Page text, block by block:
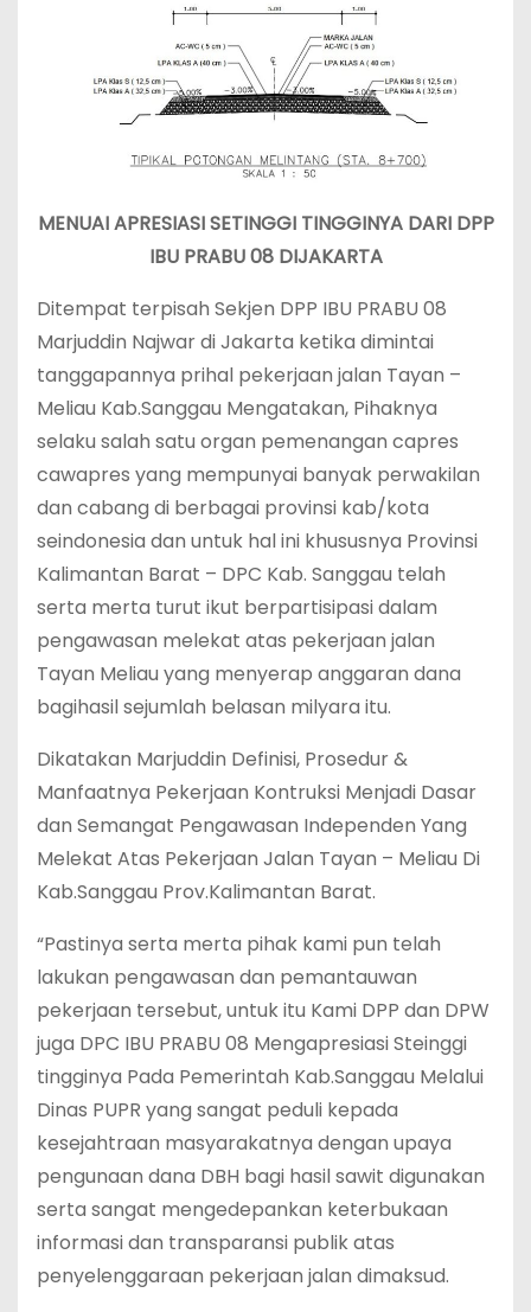
MENUAI APRESIASI SETINGGI TINGGINYA DARI DPP
IBU PRABU 08 DIJAKARTA
Ditempat terpisah Sekjen DPP IBU PRABU 08
Marjuddin Najwar di Jakarta ketika dimintai
tanggapannya prihal pekerjaan jalan Tayan –
Meliau Kab.Sanggau Mengatakan, Pihaknya
selaku salah satu organ pemenangan capres
cawapres yang mempunyai banyak perwakilan
dan cabang di berbagai provinsi kab/kota
seindonesia dan untuk hal ini khususnya Provinsi
Kalimantan Barat – DPC Kab. Sanggau telah
serta merta turut ikut berpartisipasi dalam
pengawasan melekat atas pekerjaan jalan
Tayan Meliau yang menyerap anggaran dana
bagihasil sejumlah belasan milyara itu.
Dikatakan Marjuddin Definisi, Prosedur &
Manfaatnya Pekerjaan Kontruksi Menjadi Dasar
dan Semangat Pengawasan Independen Yang
Melekat Atas Pekerjaan Jalan Tayan – Meliau Di
Kab.Sanggau Prov.Kalimantan Barat.
“Pastinya serta merta pihak kami pun telah
lakukan pengawasan dan pemantauwan
pekerjaan tersebut, untuk itu Kami DPP dan DPW
juga DPC IBU PRABU 08 Mengapresiasi Steinggi
tingginya Pada Pemerintah Kab.Sanggau Melalui
Dinas PUPR yang sangat peduli kepada
kesejahtraan masyarakatnya dengan upaya
pengunaan dana DBH bagi hasil sawit digunakan
serta sangat mengedepankan keterbukaan
informasi dan transparansi publik atas
penyelenggaraan pekerjaan jalan dimaksud.